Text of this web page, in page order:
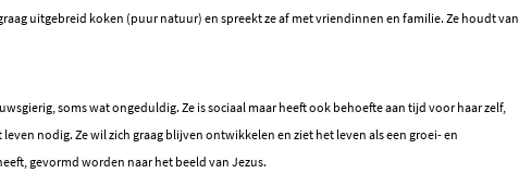
uitgebreid koken (puur natuur) en spreekt ze af met vriendinnen en familie. Ze houdt van
soms wat ongeduldig. Ze is sociaal maar heeft ook behoefte aan tijd voor haar zelf,
nodig. Ze wil zich graag blijven ontwikkelen en ziet het leven als een groei- en
gevormd worden naar het beeld van Jezus.